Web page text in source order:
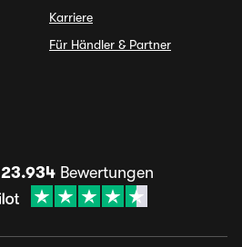
Karriere
Für Händler & Partner
23.934 Bewertungen